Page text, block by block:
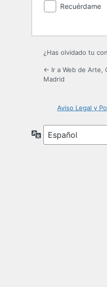
Recuérdame
¿Has olvidado tu
← Ir a Web de Arte,
Madrid
Aviso Legal y
Idioma